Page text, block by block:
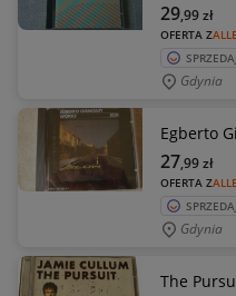
OFERTA Z
29,99zł
Gdynia
Egberto
OFERTA Z
27,99zł
Gdynia
The